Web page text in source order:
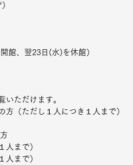
館、翌23日(水)を休館）
いただけます。
方（ただし１人につき１人まで）
人まで）
人まで）